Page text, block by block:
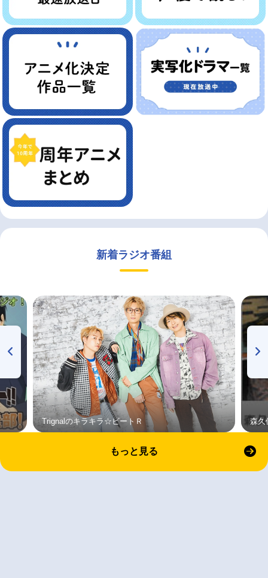
新着ラジオ番組
Trignalのキラキラ☆ビートＲ 森久
もっと見る